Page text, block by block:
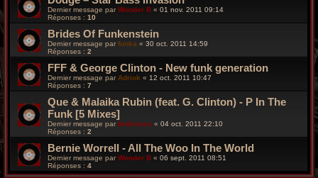
Dernier message parWonder B « 01 nov. 2011 09:14
Réponses : 10
Brides Of Funkenstein
Dernier message par funka « 30 oct. 2011 14:59
Réponses : 2
FFF & George Clinton - New funk generation
Dernier message par Adriok « 12 oct. 2011 10:47
Réponses : 7
Que & Malaika Rubin (feat. G. Clinton) - P In The
Funk [5 Mixes]
Dernier message par funkiness « 04 oct. 2011 22:10
Réponses : 2
Bernie Worrell - All The Woo In The World
Dernier message parWonder B « 06 sept. 2011 08:51
Réponses : 4